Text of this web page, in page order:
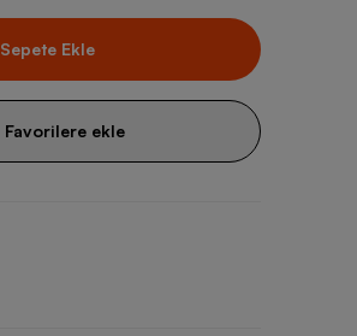
Sepete Ekle
Favorilere ekle